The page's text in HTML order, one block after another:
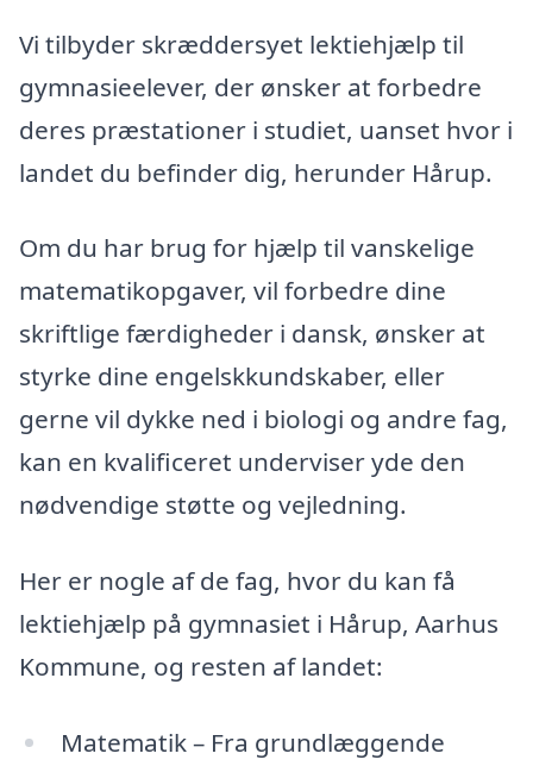
Vi tilbyder skræddersyet lektiehjælp til
gymnasieelever, der ønsker at forbedre
deres præstationer i studiet, uanset hvor i
landet du befinder dig, herunder Hårup.
Om du har brug for hjælp til vanskelige
matematikopgaver, vil forbedre dine
skriftlige færdigheder i dansk, ønsker at
styrke dine engelskkundskaber, eller
gerne vil dykke ned i biologi og andre fag,
kan en kvalificeret underviser yde den
nødvendige støtte og vejledning.
Her er nogle af de fag, hvor du kan få
lektiehjælp på gymnasiet i Hårup, Aarhus
Kommune, og resten af landet:
Matematik – Fra grundlæggende